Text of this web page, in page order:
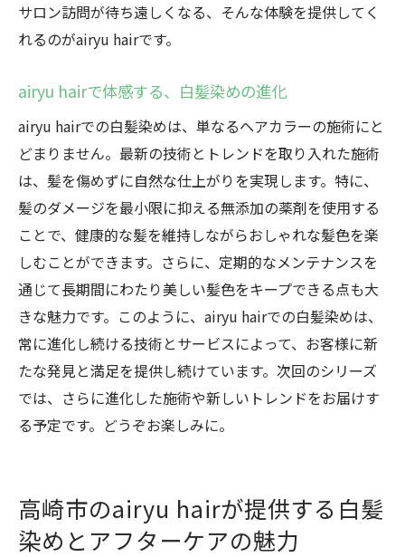
サロン訪問が待ち遠しくなる、そんな体験を提供してく
れるのがairyu hairです。
airyu hairで体感する、白髪染めの進化
airyu hairでの白髪染めは、単なるヘアカラーの施術にと
どまりません。最新の技術とトレンドを取り入れた施術
は、髪を傷めずに自然な仕上がりを実現します。特に、
髪のダメージを最小限に抑える無添加の薬剤を使用する
ことで、健康的な髪を維持しながらおしゃれな髪色を楽
しむことができます。さらに、定期的なメンテナンスを
通じて長期間にわたり美しい髪色をキープできる点も大
きな魅力です。このように、airyu hairでの白髪染めは、
常に進化し続ける技術とサービスによって、お客様に新
たな発見と満足を提供し続けています。次回のシリーズ
では、さらに進化した施術や新しいトレンドをお届けす
る予定です。どうぞお楽しみに。
高崎市のairyu hairが提供する白髪
染めとアフターケアの魅力